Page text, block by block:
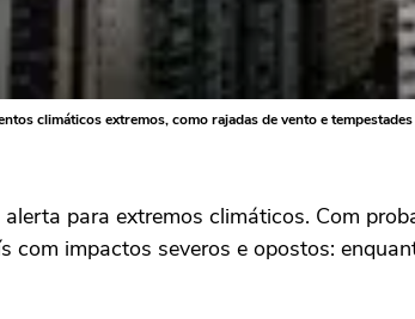
climáticos extremos, como rajadas de vento e tempestades
para extremos climáticos. Com
impactos severos e opostos: